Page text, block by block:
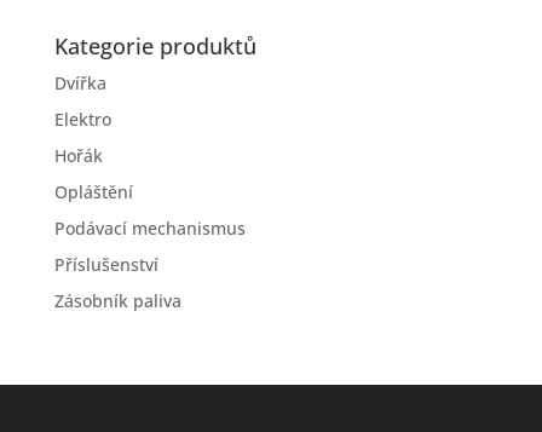
Kategorie produktů
Dvířka
Elektro
Hořák
Opláštění
Podávací mechanismus
Příslušenství
Zásobník paliva